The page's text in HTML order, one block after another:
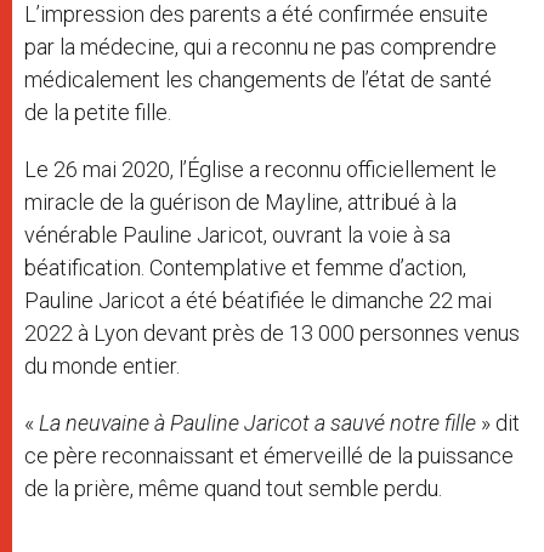
L’impression des parents a été confirmée ensuite
par la médecine, qui a reconnu ne pas comprendre
médicalement les changements de l’état de santé
de la petite fille.
Le 26 mai 2020, l’Église a reconnu officiellement le
miracle de la guérison de Mayline, attribué à la
vénérable Pauline Jaricot, ouvrant la voie à sa
béatification. Contemplative et femme d’action,
Pauline Jaricot a été béatifiée le dimanche 22 mai
2022 à Lyon devant près de 13 000 personnes venus
du monde entier.
« La neuvaine à Pauline Jaricot a sauvé notre fille » dit
ce père reconnaissant et émerveillé de la puissance
de la prière, même quand tout semble perdu.